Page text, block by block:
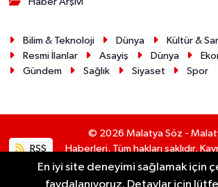
Bilim & Teknoloji Dünya
Kültür &
Resmi İlanlar
Asayiş Dünya
Gündem
Sağlık Siyaset Spor
RSS
© 2026 Malatya Söz -
Haberleri. Tüm hakları saklıdır.
alıntı
En iyi site deneyimi sağlamak için
faydalanıyoruz. Detaylar için